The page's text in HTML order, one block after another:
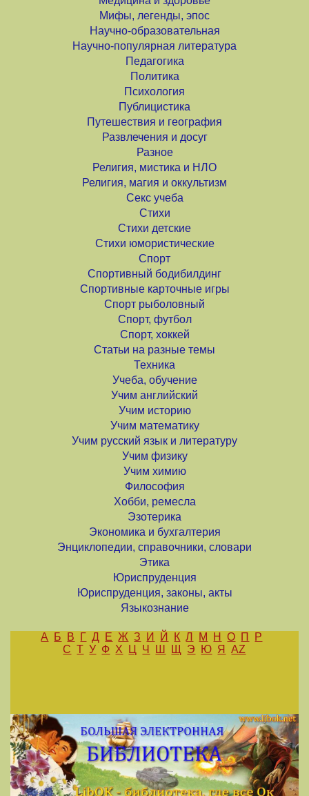
Мифы, легенды, эпос
Научно-образовательная
Научно-популярная литература
Педагогика
Политика
Психология
Публицистика
Путешествия и география
Развлечения и досуг
Разное
Религия, мистика и НЛО
Религия, магия и оккультизм
Секс учеба
Стихи
Стихи детские
Стихи юмористические
Спорт
Спортивный бодибилдинг
Спортивные карточные игры
Спорт рыболовный
Спорт, футбол
Спорт, хоккей
Статьи на разные темы
Техника
Учеба, обучение
Учим английский
Учим историю
Учим математику
Учим русский язык и литературу
Учим физику
Учим химию
Философия
Хобби, ремесла
Эзотерика
Экономика и бухгалтерия
Энциклопедии, справочники, словари
Этика
Юриспруденция
Юриспруденция, законы, акты
Языкознание
А Б В Г Д Е Ж З И Й К Л М Н О П
Р
С Т У Ф Х Ц Ч Ш Щ Э Ю Я AZ